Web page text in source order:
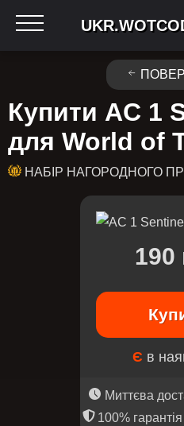
Купити AC 1
для World of
НАБІР НАГОРОДНОГО
190
Є в
Миттєва
100%